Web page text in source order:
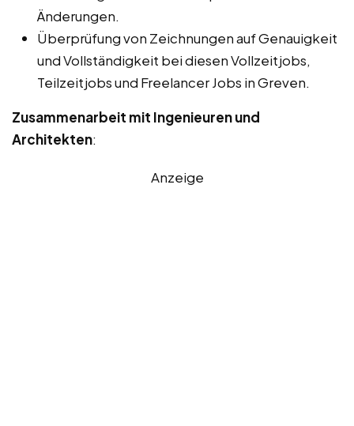
Änderungen.
Überprüfung von Zeichnungen auf Genauigkeit
und Vollständigkeit bei diesen Vollzeitjobs,
Teilzeitjobs und Freelancer Jobs in Greven.
Zusammenarbeit mit Ingenieuren und
Architekten:
Anzeige